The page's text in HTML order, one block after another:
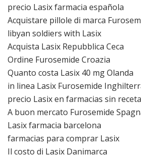
precio Lasix farmacia española
Acquistare pillole di marca
libyan soldiers with Lasix
Acquista Lasix Repubblica Ceca
Ordine Furosemide Croazia
Quanto costa Lasix 40 mg Olanda
in linea Lasix Furosemide
precio Lasix en farmacias sin receta
A buon mercato Furosemide
Lasix farmacia barcelona
farmacias para comprar Lasix
Il costo di Lasix Danimarca